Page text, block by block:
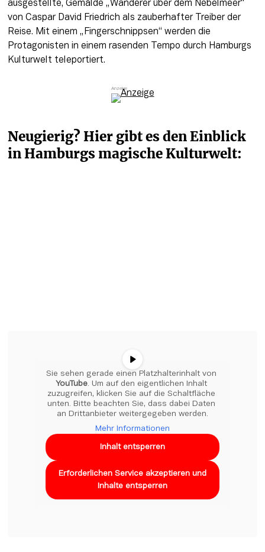
ausgestellte, Gemälde „Wanderer über dem Nebelmeer“
von Caspar David Friedrich als zauberhafter Treiber der
Reise. Mit einem „Fingerschnippsen“ werden die
Protagonisten in einem rasenden Tempo durch Hamburgs
Kulturwelt teleportiert.
Neugierig? Hier gibt es den Einblick
in Hamburgs magische Kulturwelt:
YouTube. Um auf den eigentlichen Inhalt
zuzugreifen, klicken Sie auf die Schaltfläche
unten. Bitte beachten Sie, dass dabei Daten
an Drittanbieter weitergegeben werden.
Mehr Informationen
Inhalt entsperren
Erforderlichen Service akzeptieren und
Inhalte entsperren